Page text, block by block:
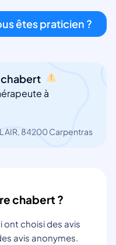
êtes praticien ?
à
AIR, 84200 Carpentras
chabert ?
ont choisi des avis
avis anonymes.